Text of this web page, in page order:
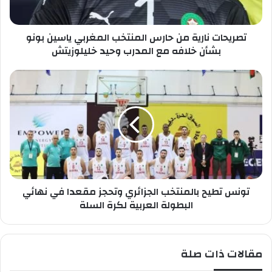
ص
ن
ا
م
ن
ح
ا
س
ا
ل
م
ب
ل
م
تصريحات نارية من حارس المنتخب المغربي ياسين بونو
بشأن خلافه مع المدرب وحيد خليلوزيتش
ت
و
ن
س
ط
ي
ح
ب
ن
خ
ب
تونس تطيح بالمنتخب الجزائري وتحجز مقعدا في نهائي
البطولة العربية لكرة السلة
مقالات ذات صلة